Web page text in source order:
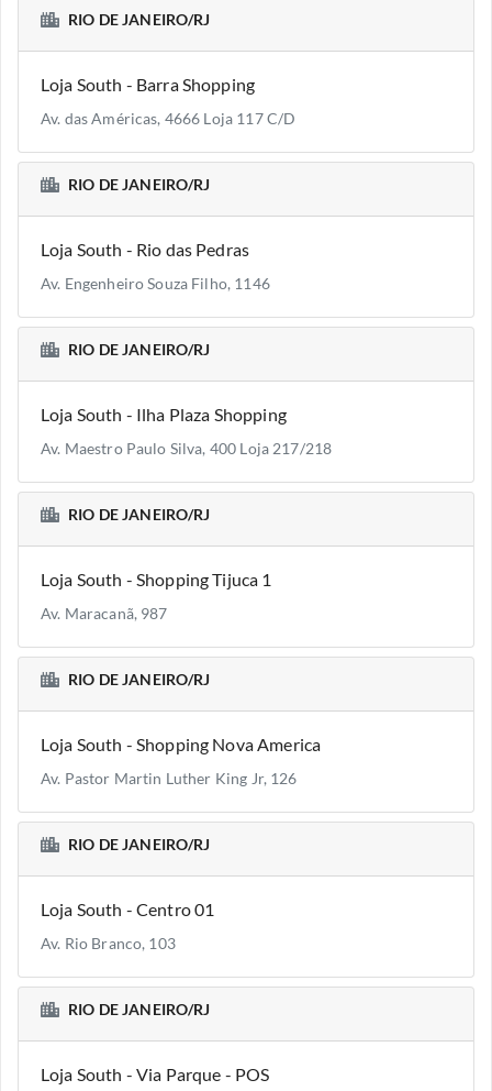
RIO DE JANEIRO/RJ
Loja South - Barra Shopping
Av. das Américas, 4666 Loja 117 C/D
RIO DE JANEIRO/RJ
Loja South - Rio das Pedras
Av. Engenheiro Souza Filho, 1146
RIO DE JANEIRO/RJ
Loja South - Ilha Plaza Shopping
Av. Maestro Paulo Silva, 400 Loja 217/218
RIO DE JANEIRO/RJ
Loja South - Shopping Tijuca 1
Av. Maracanã, 987
RIO DE JANEIRO/RJ
Loja South - Shopping Nova America
Av. Pastor Martin Luther King Jr, 126
RIO DE JANEIRO/RJ
Loja South - Centro 01
Av. Rio Branco, 103
RIO DE JANEIRO/RJ
Loja South - Via Parque - POS